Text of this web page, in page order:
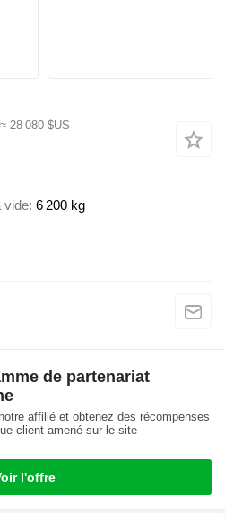
≈ 28 080 $US
vide 6 200 kg
de partenariat
affilié et obtenez des récompenses
client amené sur le site
l'offre